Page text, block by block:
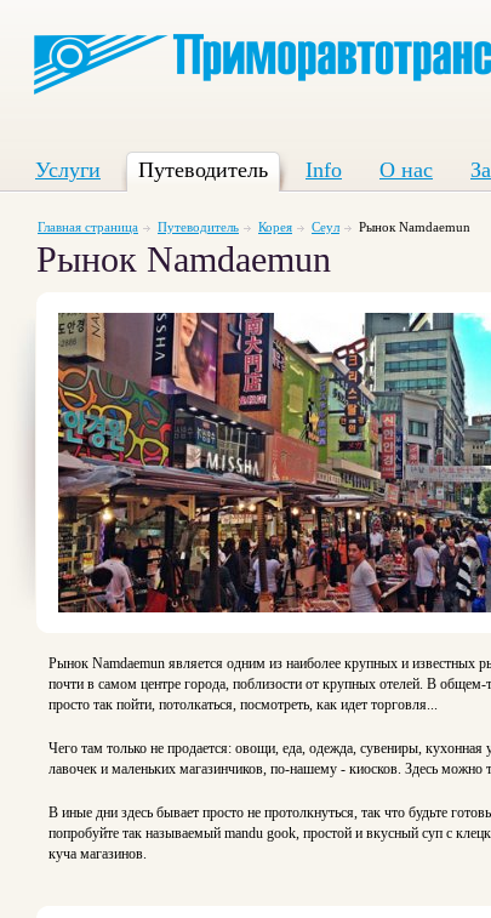
Услуги Путеводитель Info О нас
Главная страница Путеводитель Корея Сеул Рынок Namdaemun
Рынок Namdaemun
Рынок Namdaemun является одним из наиболее крупных и известных
почти в самом центре города, поблизости от крупных отелей. В
просто так пойти, потолкаться, посмотреть, как идет торговля...
Чего там только не продается: овощи, еда, одежда, сувениры,
лавочек и маленьких магазинчиков, по-нашему - киосков. Здесь
В иные дни здесь бывает просто не протолкнуться, так что будьте
попробуйте так называемый mandu gook, простой и вкусный суп с
куча магазинов.